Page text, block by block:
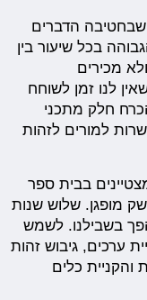
הדברים
בכל שיעור בין
מכירים
לנו זמן לשוחח
חלק מתכני
למורים לזהות
בבית ספר
מופגן. שלוש שנות
בשבילנו. לשמש
ערכים, גיבוש זהות
והקניית כלים